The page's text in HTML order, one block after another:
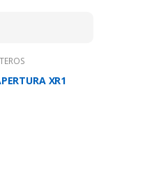
XR1